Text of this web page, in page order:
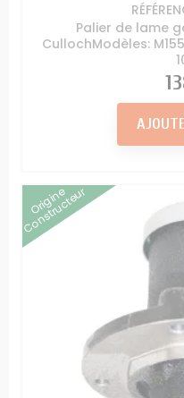
Palier de lame
CullochModèles:
Origine
Constructeur